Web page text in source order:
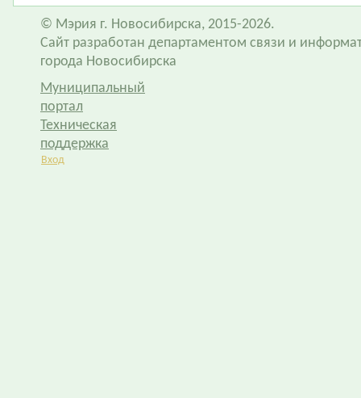
© Мэрия г. Новосибирска, 2015-2026.
Сайт разработан департаментом связи и
города Новосибирска
Муниципальный
портал
Техническая
поддержка
Вход